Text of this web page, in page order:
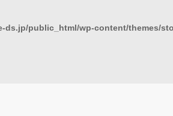
ds.jp/public_html/wp-content/themes/